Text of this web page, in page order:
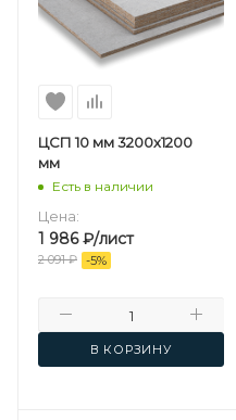
ЦСП 10 мм 3200х1200
мм
Есть в наличии
Цена:
1 986₽/лист
2 091₽ -5%
В КОРЗИНУ